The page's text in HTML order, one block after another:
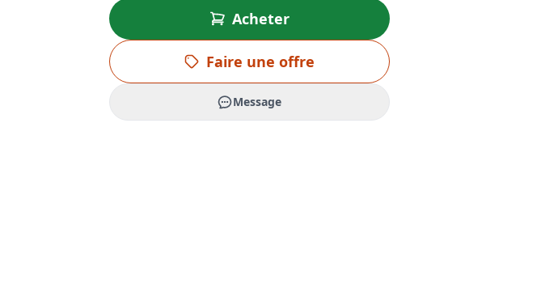
Acheter
Faire une offre
Message